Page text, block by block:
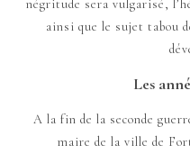
négritude sera vulgarisé,
ainsi que le sujet tabou
Les
A la fin de la seconde
maire de la ville de